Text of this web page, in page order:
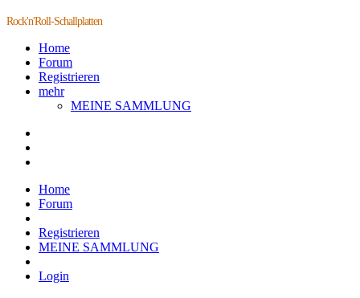
Rock'n'Roll-Schallplatten
Home
Forum
Registrieren
mehr
MEINE SAMMLUNG
Home
Forum
Registrieren
MEINE SAMMLUNG
Login